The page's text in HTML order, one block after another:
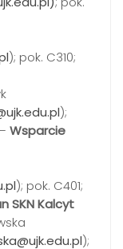
); pok. C310;
);
Wsparcie
); pok. C401;
SKN Kalcyt
);